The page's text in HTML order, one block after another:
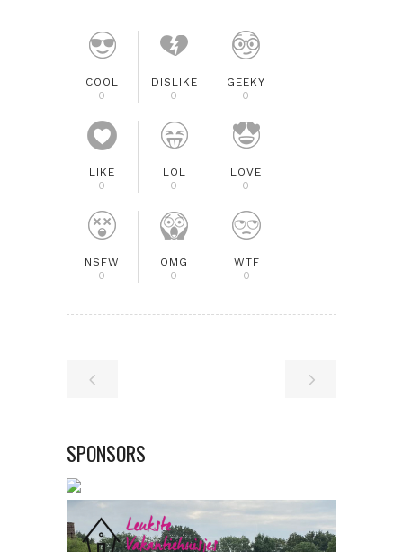
COOL
0
DISLIKE
0
GEEKY
0
LIKE
0
LOL
0
LOVE
0
NSFW
0
OMG
0
WTF
0
SPONSORS